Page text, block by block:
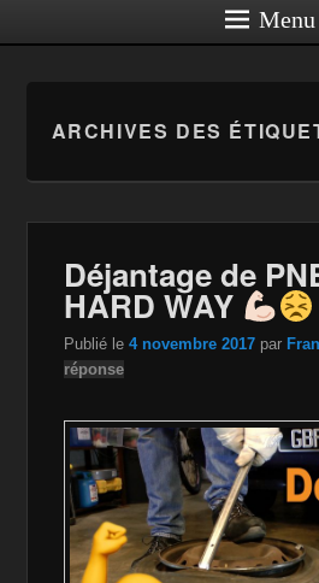
Menu
ARCHIVES DES
Déjantage de
HARD WAY
Publié le4 novembre 2017 par
réponse